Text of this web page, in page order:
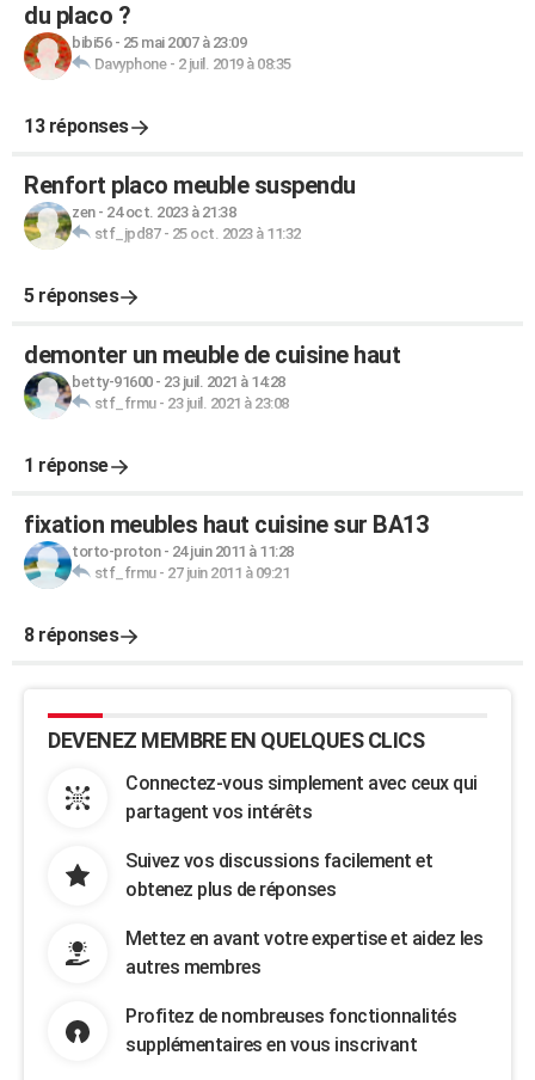
du placo ?
bibi56- 25 mai 2007 à 23:09
Davyphone- 2 juil. 2019 à 08:35
13 réponses
Renfort placo meuble suspendu
zen- 24 oct. 2023 à 21:38
stf_jpd87- 25 oct. 2023 à 11:32
5 réponses
demonter un meuble de cuisine haut
betty-91600- 23 juil. 2021 à 14:28
stf_frmu- 23 juil. 2021 à 23:08
1 réponse
fixation meubles haut cuisine sur BA13
torto-proton- 24 juin 2011 à 11:28
stf_frmu- 27 juin 2011 à 09:21
8 réponses
DEVENEZ MEMBRE EN QUELQUES CLICS
Connectez-vous simplement avec ceux qui
partagent vos intérêts
Suivez vos discussions facilement et
obtenez plus de réponses
Mettez en avant votre expertise et aidez les
autres membres
Profitez de nombreuses fonctionnalités
supplémentaires en vous inscrivant